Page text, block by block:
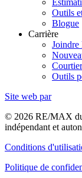
Outils
Blogue
Carrière
Joindre
Outils
Site web par
© 2026 RE/MAX du
indépendant et
Conditions
Politique de